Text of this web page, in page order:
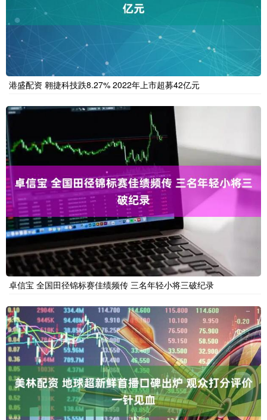
港盛配资 翱捷科技跌8.27% 2022年上市超募42亿元
卓信宝 全国田径锦标赛佳绩频传 三名年轻小将三破纪录